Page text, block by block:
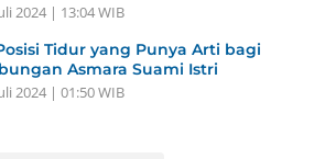
2024 | 13:04 WIB
Tidur yang Punya Arti bagi
Asmara Suami Istri
2024 | 01:50 WIB